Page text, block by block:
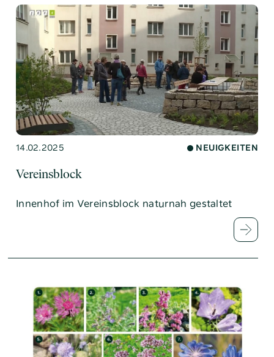
14.02.2025 NEUIGKEITEN
Vereinsblock
Innenhof im Vereinsblock naturnah gestaltet